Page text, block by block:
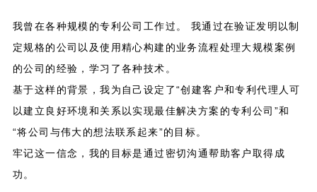
我曾在各种规模的专利公司工作过。 我通过在验证发明以制
定规格的公司以及使用精心构建的业务流程处理大规模案例
的公司的经验，学习了各种技术。
基于这样的背景，我为自己设定了“创建客户和专利代理人可
以建立良好环境和关系以实现最佳解决方案的专利公司”和
“将公司与伟大的想法联系起来”的目标。
牢记这一信念，我的目标是通过密切沟通帮助客户取得成
功。